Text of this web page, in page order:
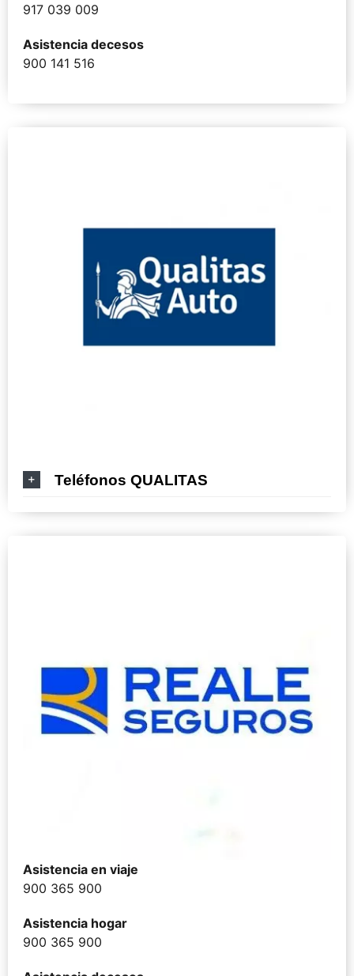
917 039 009
Asistencia decesos
900 141 516
Teléfonos QUALITAS
Asistencia en viaje
900 365 900
Asistencia hogar
900 365 900